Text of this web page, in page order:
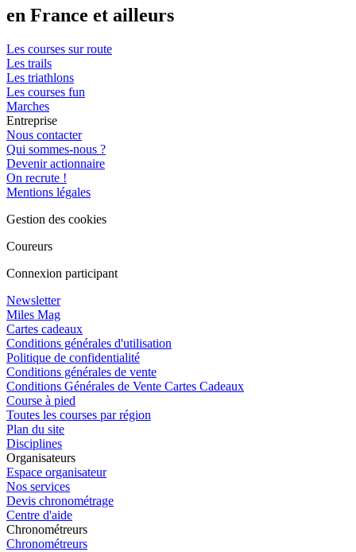
en France et ailleurs
Les courses sur route
Les trails
Les triathlons
Les courses fun
Marches
Entreprise
Nous contacter
Qui sommes-nous ?
Devenir actionnaire
On recrute !
Mentions légales
Gestion des cookies
Coureurs
Connexion participant
Newsletter
Miles Mag
Cartes cadeaux
Conditions générales d'utilisation
Politique de confidentialité
Conditions générales de vente
Conditions Générales de Vente Cartes Cadeaux
Course à pied
Toutes les courses par région
Plan du site
Disciplines
Organisateurs
Espace organisateur
Nos services
Devis chronométrage
Centre d'aide
Chronométreurs
Chronométreurs